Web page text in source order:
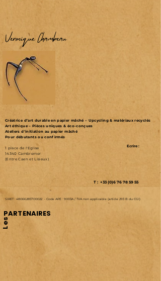
Véronique Chambeau
Créatrice d’art durable en papier mâché – Upcycling & matériaux recyclés
Art éthique – Pièces uniques & éco-conçues
Ateliers d'initiation au papier mâché
Pour débutants ou confirmés
1 place de l'Eglise
14340 Cambremer
(Entre Caen et Lisieux)
Ecrire :
SIRET : 48066285700022 - Code APE : 9003A / TVA non applicable (article 293 B du CGI)
T : +33 (0)6 76 78 59 55
Les
PARTENAIRES